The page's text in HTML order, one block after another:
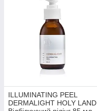
ILLUMINATING PEEL
DERMALIGHT HOLY LAND